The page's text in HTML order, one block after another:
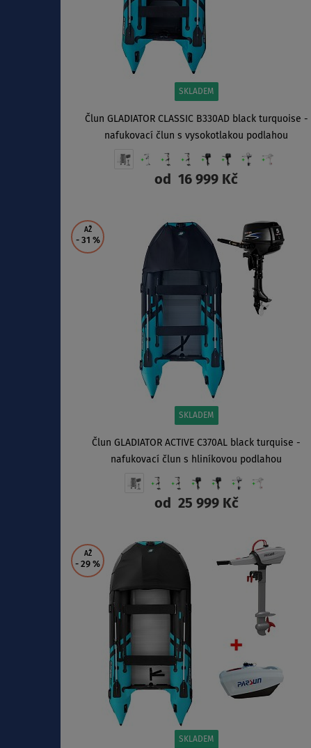
SKLADEM
Člun GLADIATOR CLASSIC B330AD black turquoise -
nafukovací člun s vysokotlakou podlahou
od 16 999 Kč
AŽ
- 31 %
SKLADEM
Člun GLADIATOR ACTIVE C370AL black turquise -
nafukovací člun s hliníkovou podlahou
od 25 999 Kč
AŽ
- 29 %
SKLADEM